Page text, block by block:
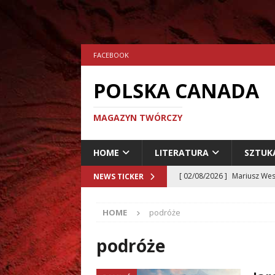
FACEBOOK
POLSKA CANADA
MAGAZYN TWÓRCZY
HOME LITERATURA
NEWS TICKER [ 02/08/2026 ] Mariusz
[ 23/07/2026 ]
HOME podróże
podróże